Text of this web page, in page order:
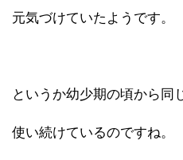
元気づけていたようです。
というか幼少期の頃から同
使い続けているのですね。